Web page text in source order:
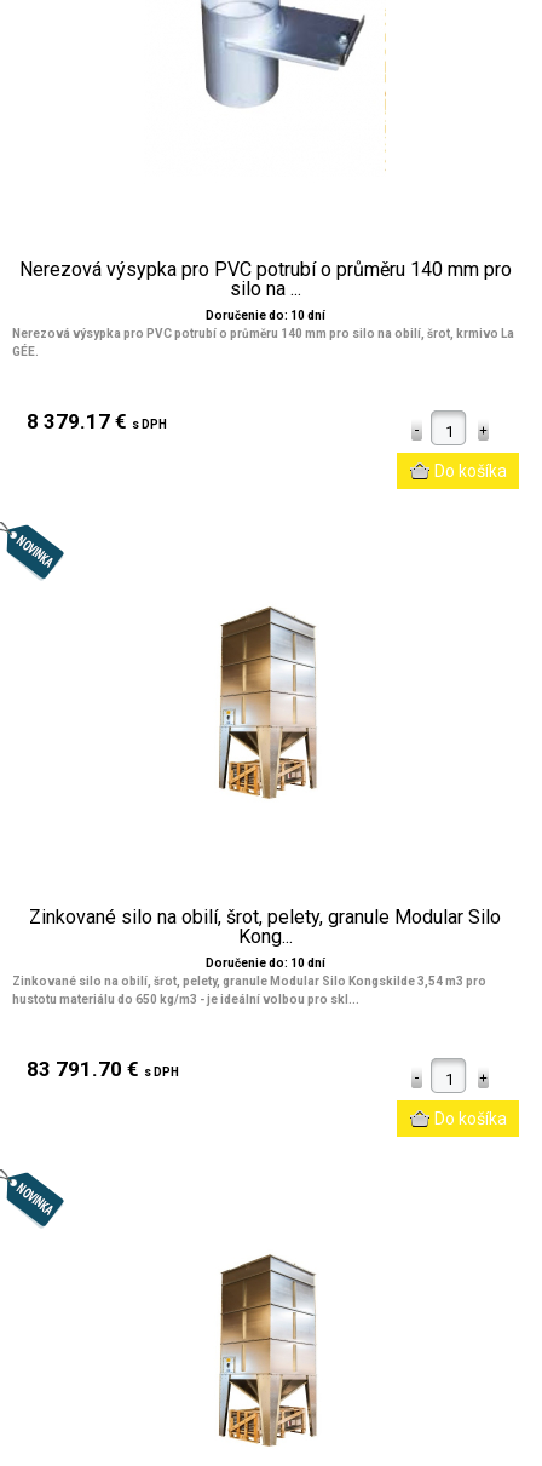
Nerezová výsypka pro PVC potrubí o průměru 140 mm pro
silo na ...
Doručenie do: 10 dní
Nerezová výsypka pro PVC potrubí o průměru 140 mm pro silo na obilí, šrot, krmivo La
GÉE.
8 379.17 € s DPH
Zinkované silo na obilí, šrot, pelety, granule Modular Silo
Kong...
Doručenie do: 10 dní
Zinkované silo na obilí, šrot, pelety, granule Modular Silo Kongskilde 3,54 m3 pro
hustotu materiálu do 650 kg/m3 - je ideální volbou pro skl...
83 791.70 € s DPH